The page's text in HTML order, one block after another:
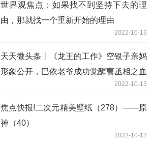
世界观焦点：如果找不到坚持下去的理
由，那就找一个重新开始的理由
2022-10-13
天天微头条丨《龙王的工作》空银子亲妈
形象公开，巴依老爷成功觉醒曹丞相之血
2022-10-13
焦点快报!二次元精美壁纸（278）——原
神（40）
2022-10-13